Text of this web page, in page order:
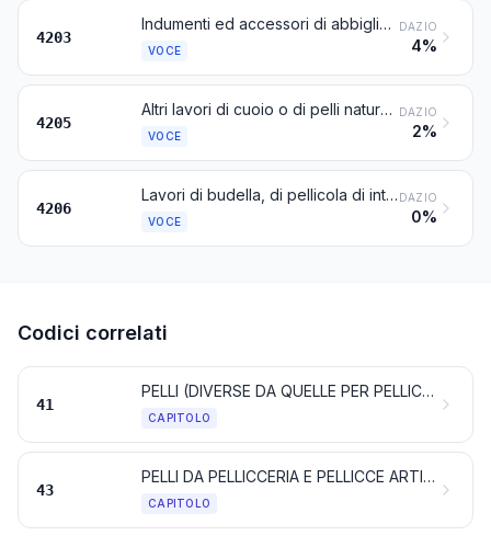
4203
Indumenti ed accessori di abbigliamento di cuoio o di pelli, naturali o ricostituiti
VOCE
DAZIO
4%
4205
Altri lavori di cuoio o di pelli naturali o ricostituiti
VOCE
DAZIO
2%
4206
Lavori di budella, di pellicola di intestini « baudruche », di vesciche o di tendini
VOCE
DAZIO
0%
Codici correlati
41
PELLI (DIVERSE DA QUELLE PER PELLICCERIA) E CUOIO
CAPITOLO
43
PELLI DA PELLICCERIA E PELLICCE ARTIFICIALI; RELATIVI LAVORI
CAPITOLO